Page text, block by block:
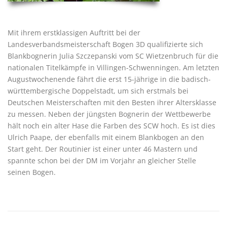
Mit ihrem erstklassigen Auftritt bei der
Landesverbandsmeisterschaft Bogen 3D qualifizierte sich
Blankbognerin Julia Szczepanski vom SC Wietzenbruch für die
nationalen Titelkämpfe in Villingen-Schwenningen. Am letzten
Augustwochenende fährt die erst 15-jährige in die badisch-
württembergische Doppelstadt, um sich erstmals bei
Deutschen Meisterschaften mit den Besten ihrer Altersklasse
zu messen. Neben der jüngsten Bognerin der Wettbewerbe
hält noch ein alter Hase die Farben des SCW hoch. Es ist dies
Ulrich Paape, der ebenfalls mit einem Blankbogen an den
Start geht. Der Routinier ist einer unter 46 Mastern und
spannte schon bei der DM im Vorjahr an gleicher Stelle
seinen Bogen.